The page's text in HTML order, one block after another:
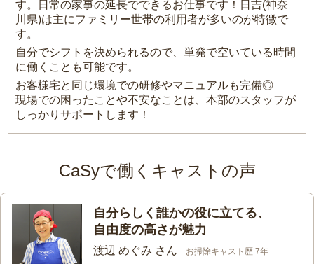
す。日常の家事の延長でできるお仕事です！日吉(神奈
川県)は主にファミリー世帯の利用者が多いのが特徴で
す。
自分でシフトを決められるので、単発で空いている時間
に働くことも可能です。
お客様宅と同じ環境での研修やマニュアルも完備◎
現場での困ったことや不安なことは、本部のスタッフが
しっかりサポートします！
CaSyで働くキャストの声
自分らしく誰かの役に立てる、
自由度の高さが魅力
渡辺 めぐみ さん お掃除キャスト歴 7年